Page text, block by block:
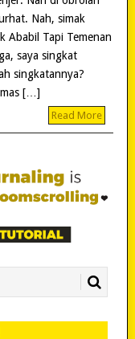
Nah, simak
Ababil Tapi Temenan
saya singkat
singkatannya?
mas […]
Read More